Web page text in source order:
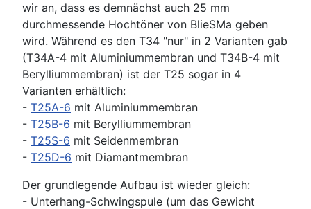
wir an, dass es demnächst auch 25 mm
durchmessende Hochtöner von BlieSMa geben
wird. Während es den T34 "nur" in 2 Varianten gab
(T34A-4 mit Aluminiummembran und T34B-4 mit
Berylliummembran) ist der T25 sogar in 4
Varianten erhältlich:
- T25A-6 mit Aluminiummembran
- T25B-6 mit Berylliummembran
- T25S-6 mit Seidenmembran
- T25D-6 mit Diamantmembran
Der grundlegende Aufbau ist wieder gleich:
- Unterhang-Schwingspule (um das Gewicht